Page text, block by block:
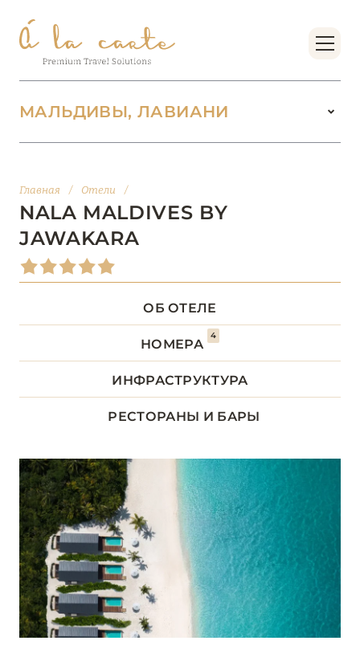
МАЛЬДИВЫ, ЛАВИАНИ
АДДУ
АТОЛЛ РАА
ВААВУ
ДХААЛУ
ЛААМУ
ЛАВИАНИ
Atmosphere Kanifushi Maldives
Cocoon Maldives
Hurawalhi Island Resort
Jawakara Islands Maldives
Главная / Отели /
NALA MALDIVES BY
JAWAKARA
ОБ ОТЕЛЕ
НОМЕРА
4
ИНФРАСТРУКТУРА
РЕСТОРАНЫ И БАРЫ